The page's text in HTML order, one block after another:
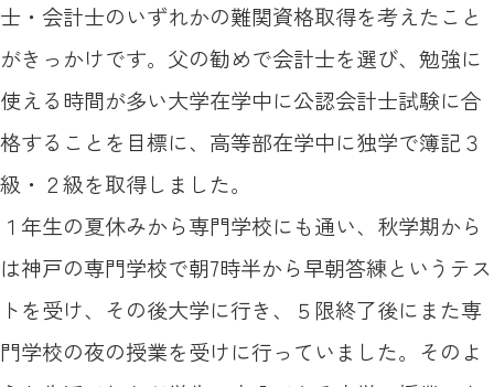
士・会計士のいずれかの難関資格取得を考えたこと
がきっかけです。父の勧めで会計士を選び、勉強に
使える時間が多い大学在学中に公認会計士試験に合
格することを目標に、高等部在学中に独学で簿記３
級・２級を取得しました。
１年生の夏休みから専門学校にも通い、秋学期から
は神戸の専門学校で朝7時半から早朝答練というテス
トを受け、その後大学に行き、５限終了後にまた専
門学校の夜の授業を受けに行っていました。そのよ